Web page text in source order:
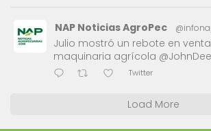
NAP Noticias AgroPec
Julio mostró un rebote en
maquinaria agrícola
Twitter
Load More